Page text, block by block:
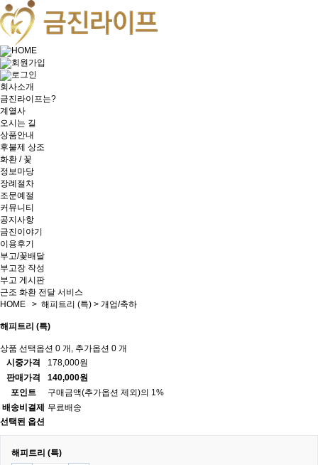
HOME
회원가입
로그인
회사소개
금진라이프는?
계열사
오시는 길
상품안내
후불제 상조
화환 / 꽃
정보마당
장례절차
조문예절
커뮤니티
공지사항
금진이야기
이용후기
부고/꽃배달
부고장 작성
부고 게시판
근조 화환 전달 서비스
HOME > 해피트리 (특) > 개업/축하
해피트리 (특)
상품 선택옵션 0 개, 추가옵션 0 개
시중가격
178,000원
판매가격
140,000원
포인트
구매금액(추가옵션 제외)의 1%
배송비결제
무료배송
선택된 옵션
해피트리 (특)